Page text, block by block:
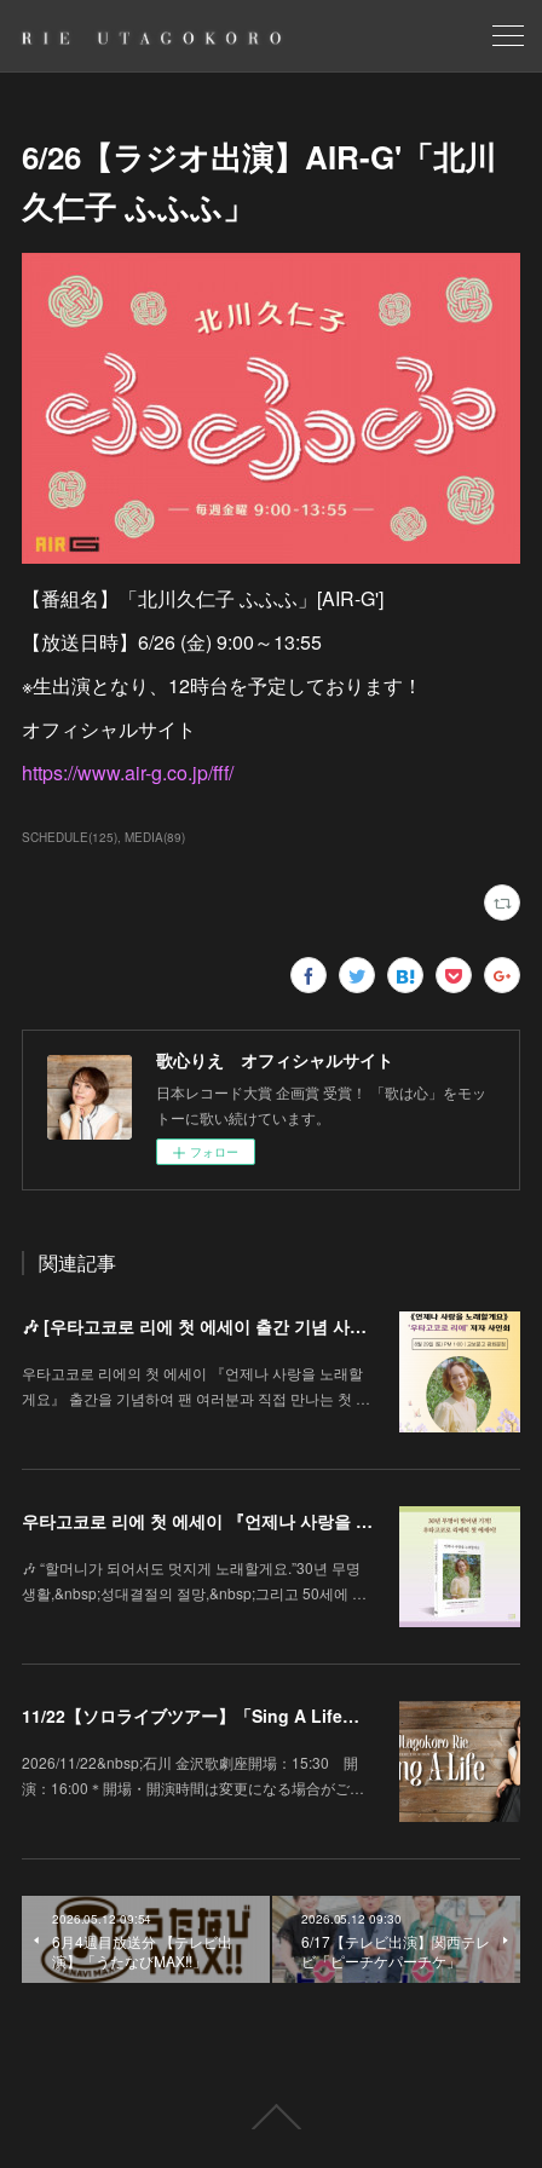
6/26【ラジオ出演】AIR-G'「北川
久仁子 ふふふ」
【番組名】「北川久仁子 ふふふ」[AIR-G']
【放送日時】6/26 (金) 9:00～13:55
※生出演となり、12時台を予定しております！
オフィシャルサイト
https://www.air-g.co.jp/fff/
SCHEDULE(125) MEDIA(89)
歌心りえ オフィシャルサイト
日本レコード大賞 企画賞 受賞！ 「歌は心」をモッ
トーに歌い続けています。
フォロー
関連記事
🎶 [우타고코로 리에 첫 에세이 출간 기념 사인회 안내 / 歌心りえ 初エッセイ出版記念サイン会のお知らせ]
우타고코로 리에의 첫 에세이 『언제나 사랑을 노래할
게요』 출간을 기념하여 팬 여러분과 직접 만나는 첫 …
우타고코로 리에 첫 에세이 『언제나 사랑을 노래할게요』
🎶 “할머니가 되어서도 멋지게 노래할게요.”30년 무명
생활,&nbsp;성대결절의 절망,&nbsp;그리고 50세에 …
11/22【ソロライブツアー】「Sing A Life」石川 金沢歌劇座
2026/11/22&nbsp;石川 金沢歌劇座開場：15:30 開
演：16:00＊開場・開演時間は変更になる場合がご…
2026.05.12 09:54
6月4週目放送分 【テレビ出
演】「うたなびMAX!!」
2026.05.12 09:30
6/17【テレビ出演】関西テレ
ビ「ピーチケパーチケ」